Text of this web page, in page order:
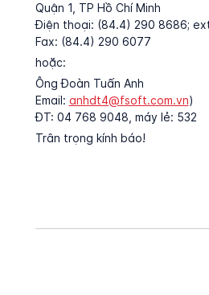
Quận 1, TP Hồ Chí Minh
Điện thoại: (84.4) 290 8686;
Fax: (84.4) 290 6077
hoặc:
Ông Đoàn Tuấn Anh
Email: anhdt4@fsoft.com.vn)
ĐT: 04 768 9048, máy lẻ: 532
Trân trọng kính báo!